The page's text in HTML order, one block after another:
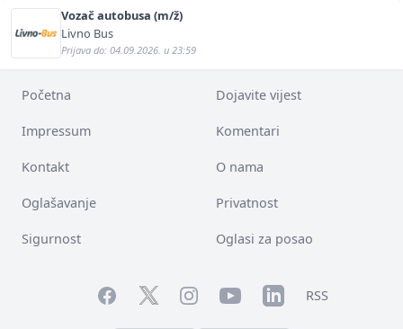
Vozač autobusa (m/ž)
Livno Bus
Prijava do: 04.09.2026. u 23:59
Početna Dojavite vijest
Impressum Komentari
Kontakt O nama
Oglašavanje Privatnost
Sigurnost Oglasi za posao
FacebookTwitterInstagramYouTubeLinkedInRSS